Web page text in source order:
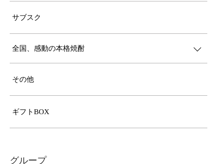
サブスク
全国、感動の本格焼酎
その他
ギフトBOX
グループ